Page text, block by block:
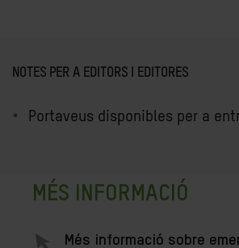
NOTES PER A EDITORS I EDITORES
Portaveus disponibles per a
MÉS INFORMACIÓ
Més informació sobre